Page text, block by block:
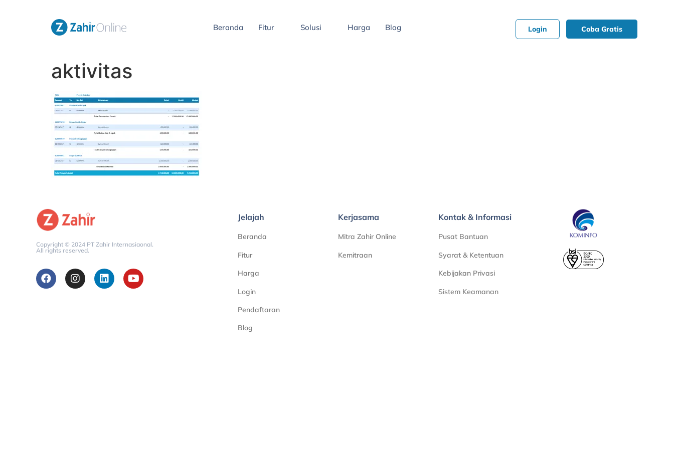
Beranda Fitur Solusi Harga Blog Login Coba Gratis
aktivitas
Copyright © 2024 PT Zahir Internasiaonal.
All rights reserved.
Jelajah
Beranda
Fitur
Harga
Login
Pendaftaran
Blog
Kerjasama
Mitra Zahir Online
Kemitraan
Kontak & Informasi
Pusat Bantuan
Syarat & Ketentuan
Kebijakan Privasi
Sistem Keamanan